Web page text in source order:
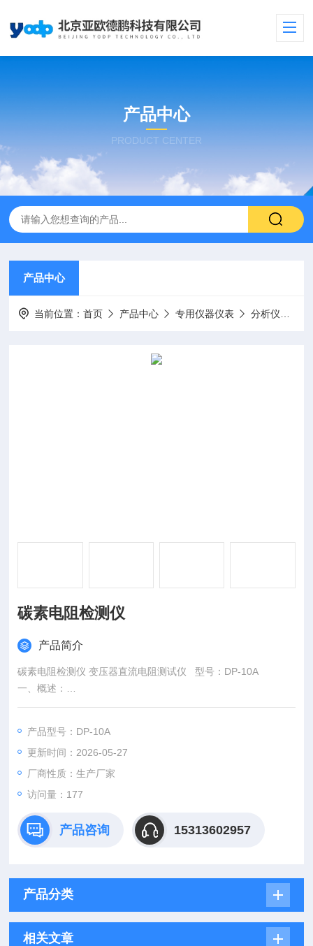
产品中心
PRODUCT CENTER
产品中心
当前位置：首页 产品中心 专用仪器仪表 分析仪
碳素电阻检测仪
产品简介
碳素电阻检测仪 变压器直流电阻测试仪 型号：DP-10A
一、概述：
直流电阻是测试变压器电机制造中半成品、成品出厂试验、安
线圈的选材、焊接、连接部位松动、缺股、断线等制造缺陷和运
行后存在的隐患。
产品型号：DP-10A
更新时间：2026-05-27
厂商性质：生产厂家
访问量：177
产品咨询 15313602957
产品分类
相关文章